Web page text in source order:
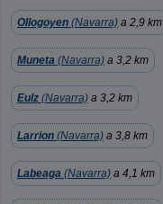
Ollogoyen (Navarra) a 2,9 km
Muneta (Navarra) a 3,2 km
Eulz (Navarra) a 3,2 km
Larrion (Navarra) a 3,8 km
Labeaga (Navarra) a 4,1 km